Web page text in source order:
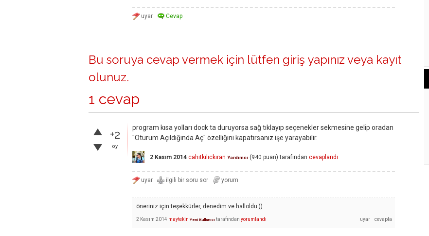
Bu soruya cevap vermek için lütfen giriş yapınız veya kayıt
olunuz.
1 cevap
+2
oy
program kısa yolları dock ta duruyorsa sağ tıklayıp seçenekler sekmesine gelip oradan
"Oturum Açıldığında Aç" özelliğini kapatırsanız işe yarayabilir.
2 Kasım 2014 cahitkilickiran Yardımcı (940 puan) tarafından cevaplandı
öneriniz için teşekkürler, denedim ve halloldu:))
2 Kasım 2014 maytekin Yeni Kullanıcı tarafından yorumlandı